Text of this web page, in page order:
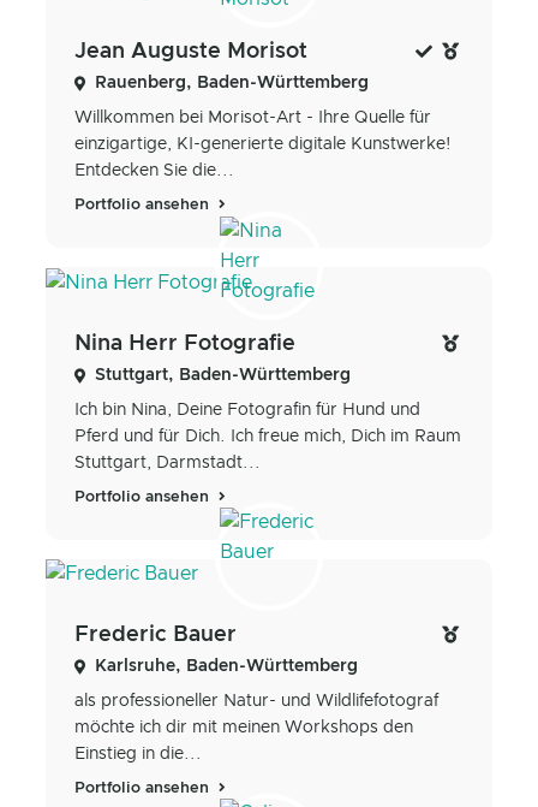
Jean Auguste Morisot
Rauenberg, Baden-Württemberg
Willkommen bei Morisot-Art - Ihre Quelle für
einzigartige, KI-generierte digitale Kunstwerke!
Entdecken Sie die...
Portfolio ansehen
Nina Herr Fotografie
Stuttgart, Baden-Württemberg
Ich bin Nina, Deine Fotografin für Hund und
Pferd und für Dich. Ich freue mich, Dich im Raum
Stuttgart, Darmstadt...
Portfolio ansehen
Frederic Bauer
Karlsruhe, Baden-Württemberg
als professioneller Natur- und Wildlifefotograf
möchte ich dir mit meinen Workshops den
Einstieg in die...
Portfolio ansehen